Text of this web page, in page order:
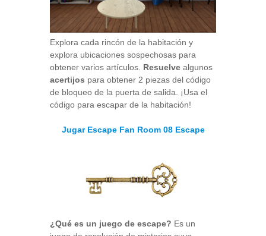
Explora cada rincón de la habitación y
explora ubicaciones sospechosas para
obtener varios artículos. Resuelve algunos
acertijos para obtener 2 piezas del código
de bloqueo de la puerta de salida. ¡Usa el
código para escapar de la habitación!
Jugar Escape Fan Room 08 Escape
¿Qué es un juego de escape? Es un